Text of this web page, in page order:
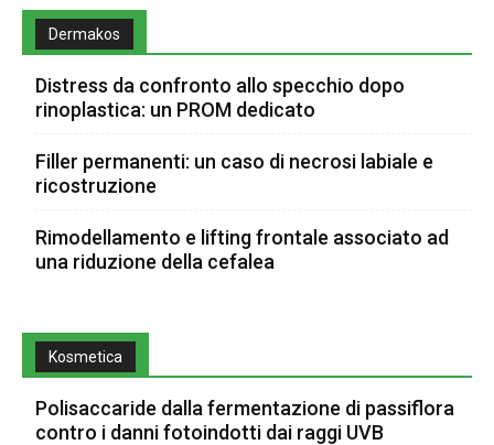
Dermakos
Distress da confronto allo specchio dopo
rinoplastica: un PROM dedicato
Filler permanenti: un caso di necrosi labiale e
ricostruzione
Rimodellamento e lifting frontale associato ad
una riduzione della cefalea
Kosmetica
Polisaccaride dalla fermentazione di passiflora
contro i danni fotoindotti dai raggi UVB